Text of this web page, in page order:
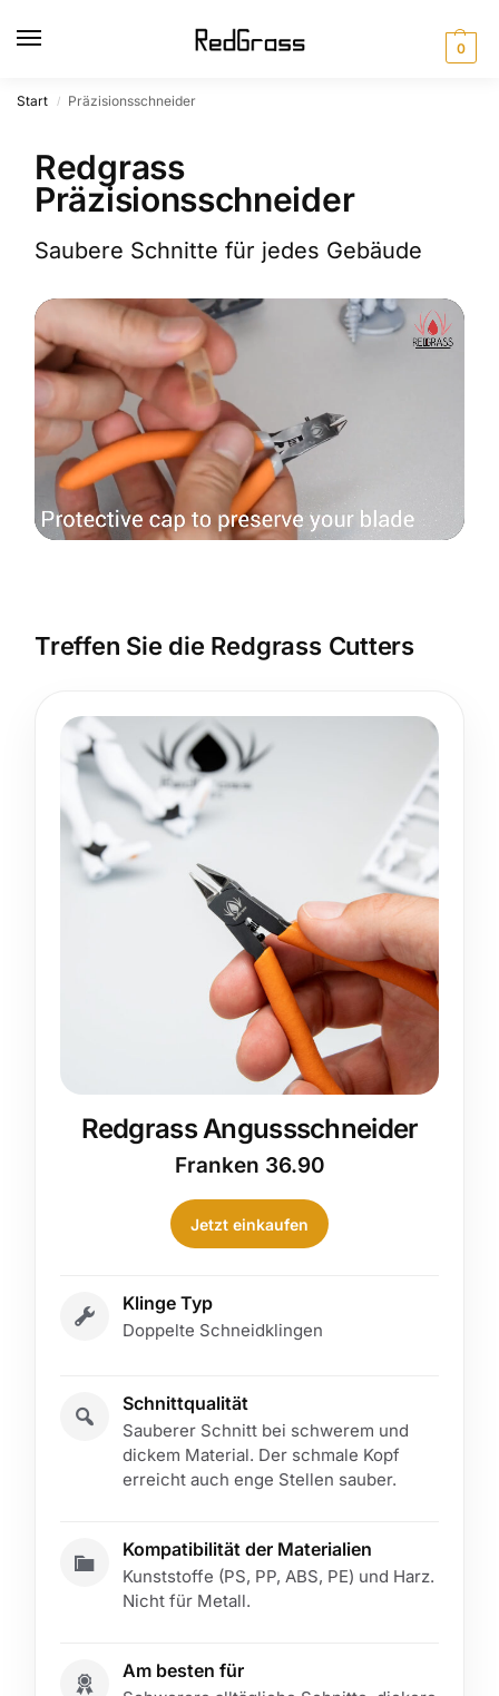
0
Start / Präzisionsschneider
Redgrass
Präzisionsschneider
Saubere Schnitte für jedes Gebäude
Treffen Sie die Redgrass Cutters
Redgrass Angussschneider
Franken 36.90
Jetzt einkaufen
Klinge Typ
Doppelte Schneidklingen
Schnittqualität
Sauberer Schnitt bei schwerem und
dickem Material. Der schmale Kopf
erreicht auch enge Stellen sauber.
Kompatibilität der Materialien
Kunststoffe (PS, PP, ABS, PE) und Harz.
Nicht für Metall.
Am besten für